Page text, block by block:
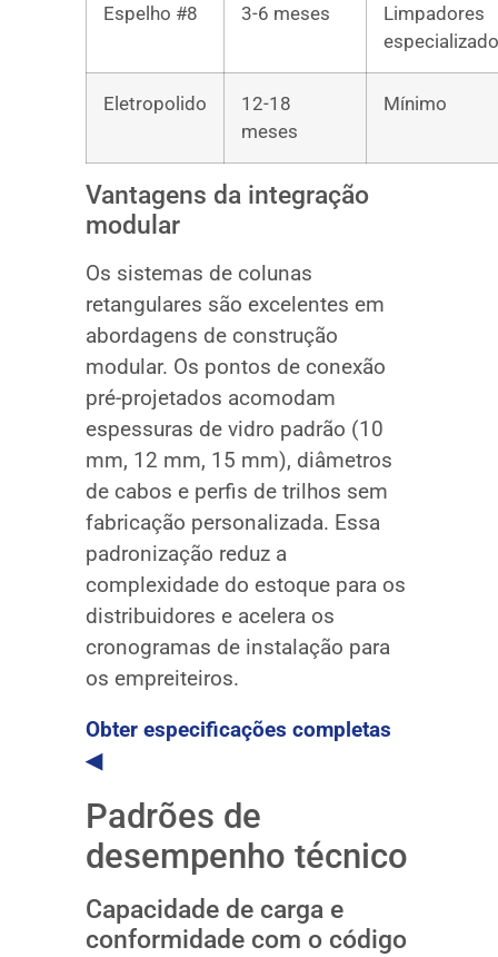
Espelho #8 3-6 meses
Limpadores
Eletropolido
12-18
meses
Mínimo
Vantagens da integração
modular
Os sistemas de colunas
retangulares são excelentes em
abordagens de construção
modular. Os pontos de conexão
pré-projetados acomodam
espessuras de vidro padrão (10
mm, 12 mm, 15 mm), diâmetros
de cabos e perfis de trilhos sem
fabricação personalizada. Essa
padronização reduz a
complexidade do estoque para os
distribuidores e acelera os
cronogramas de instalação para
os empreiteiros.
Obter especificações completas
◀
Padrões de
desempenho técnico
Capacidade de carga e
conformidade com o código